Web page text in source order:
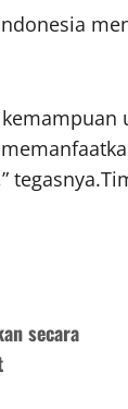
secara